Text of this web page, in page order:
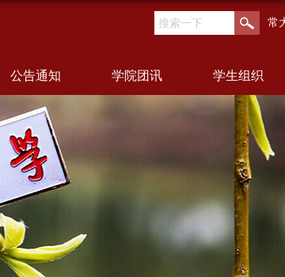
常
公告通知 学院团讯 学生组织